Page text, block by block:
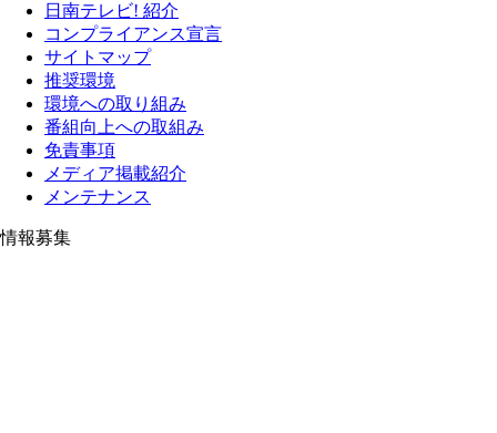
日南テレビ! 紹介
コンプライアンス宣言
サイトマップ
推奨環境
環境への取り組み
番組向上への取組み
免責事項
メディア掲載紹介
メンテナンス
情報募集